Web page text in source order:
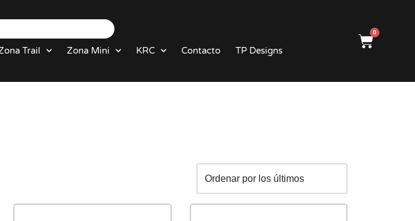
Trail Zona Mini KRC Contacto TP Designs
0